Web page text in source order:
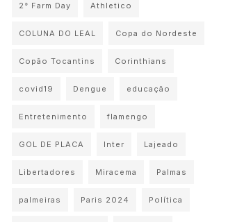
2° Farm Day Athletico
COLUNA DO LEAL Copa do Nordeste
Copão Tocantins Corinthians
covid19 Dengue educação
Entretenimento flamengo
GOL DE PLACA Inter Lajeado
Libertadores Miracema Palmas
palmeiras Paris 2024 Política